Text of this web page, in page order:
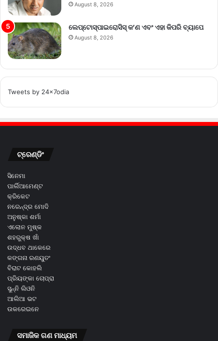
August 8, 2026
ଲେପ୍ଟୋସ୍ପାଇରୋସିସ୍ କ’ଣ ଏବଂ ଏହା କିପରି ବ୍ୟାପେ
August 8, 2026
Tweets by 24x7odia
ଟ୍ରେଣ୍ଡିଂ
ସିନେମା
ପାର୍ଲିଆମେଣ୍ଟ
କ୍ରିକେଟ
ନରେନ୍ଦ୍ର ମୋଦି
ଅନୁଷ୍କା ଶର୍ମା
ଏଲୋନ ମୁଷ୍କ
ଶହରୁକ୍ଷ ଖାଁ
ଉଦ୍ଧବ ଥାକେରେ
କଙ୍ଗନା ରଣୟୁତଂ
ବିରାଟ କୋହଲି
ପ୍ରିୟଙ୍କା ଚୋପ୍ରା
ସୁନ୍ନି ଲିଓନି
ଆଲିଆ ଭଟ
ଉକରେଇନେ
ସମାଜିକ ଗଣ ମାଧ୍ୟମ